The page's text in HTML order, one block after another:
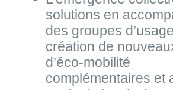
solutions en
des groupes
création de
d’éco-mobilité
complémentaires et